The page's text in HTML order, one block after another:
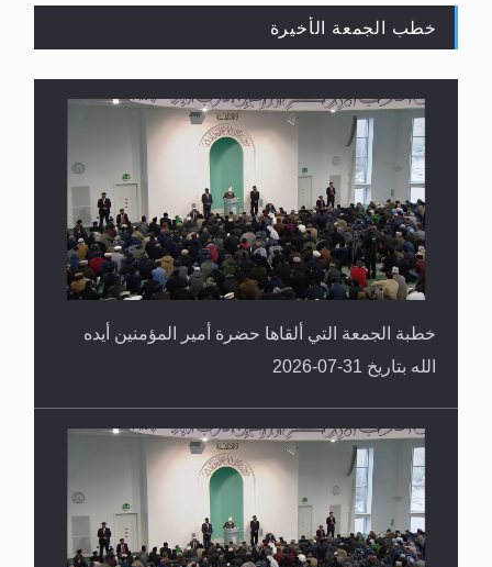
حقيقة المسيح الدجال
خطب الجمعة الأخيرة
خطبة الجمعة التي ألقاها حضرة أمير المؤمنين أيده
الله بتاريخ 31-07-2026